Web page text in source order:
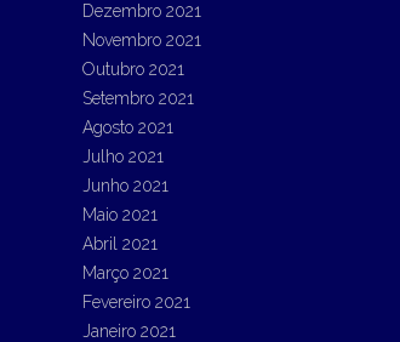
Dezembro 2021
Novembro 2021
Outubro 2021
Setembro 2021
Agosto 2021
Julho 2021
Junho 2021
Maio 2021
Abril 2021
Março 2021
Fevereiro 2021
Janeiro 2021